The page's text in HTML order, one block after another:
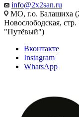
info@2x2san.ru
МО, г.о. Балашиха
Новослободская,
"Путёвый")
Вконтакте
Instagram
WhatsApp